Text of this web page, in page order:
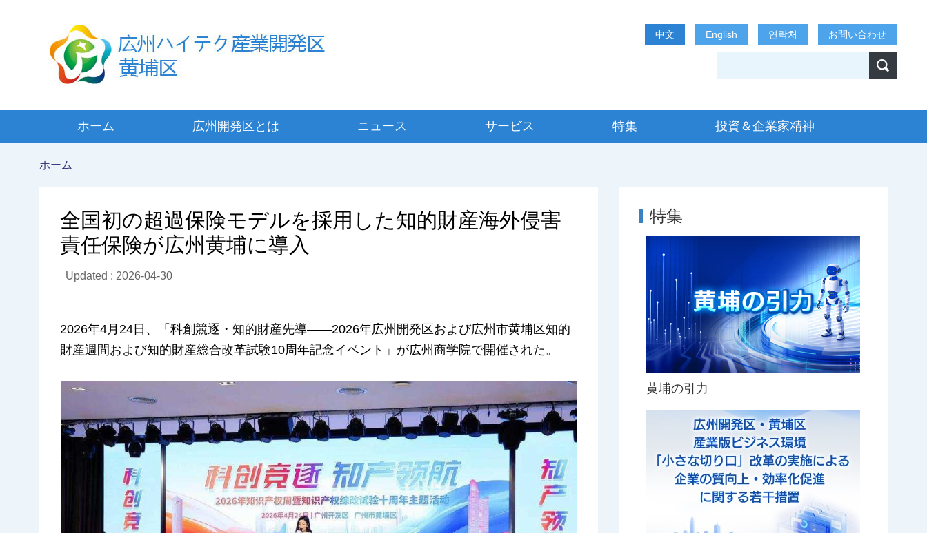
中文 English 연락처 お問い合わせ
ホーム 広州開発区とは ニュース サービス 特集 投資＆企業家精神
ホーム
全国初の超過保険モデルを採用した知的財産海外侵害
責任保険が広州黄埔に導入
Updated : 2026-04-30
2026年4月24日、「科創競逐・知的財産先導——2026年広州開発区および広州市黄埔区知的
財産週間および知的財産総合改革試験10周年記念イベント」が広州商学院で開催された。
特集
黄埔の引力